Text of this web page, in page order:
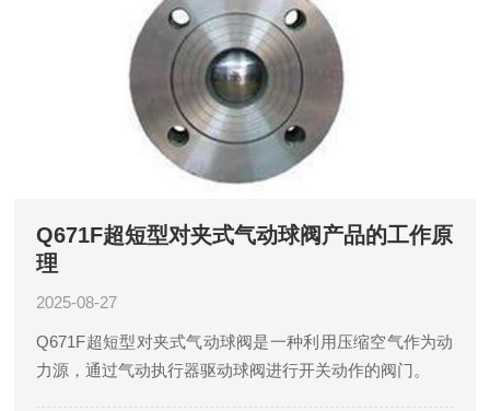
Q671F超短型对夹式气动球阀产品的工作原
理
2025-08-27
Q671F超短型对夹式气动球阀是一种利用压缩空气作为动
力源，通过气动执行器驱动球阀进行开关动作的阀门。